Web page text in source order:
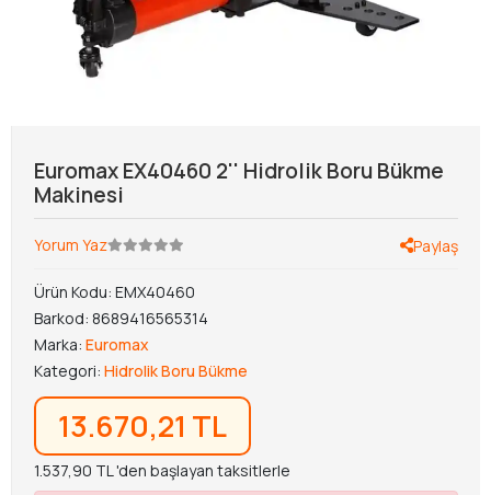
Euromax EX40460 2'' Hidrolik Boru Bükme
Makinesi
Yorum Yaz Paylaş
Ürün Kodu: EMX40460
Barkod: 8689416565314
Marka: Euromax
Kategori: Hidrolik Boru Bükme
13.670,21 TL
1.537,90 TL 'den başlayan taksitlerle